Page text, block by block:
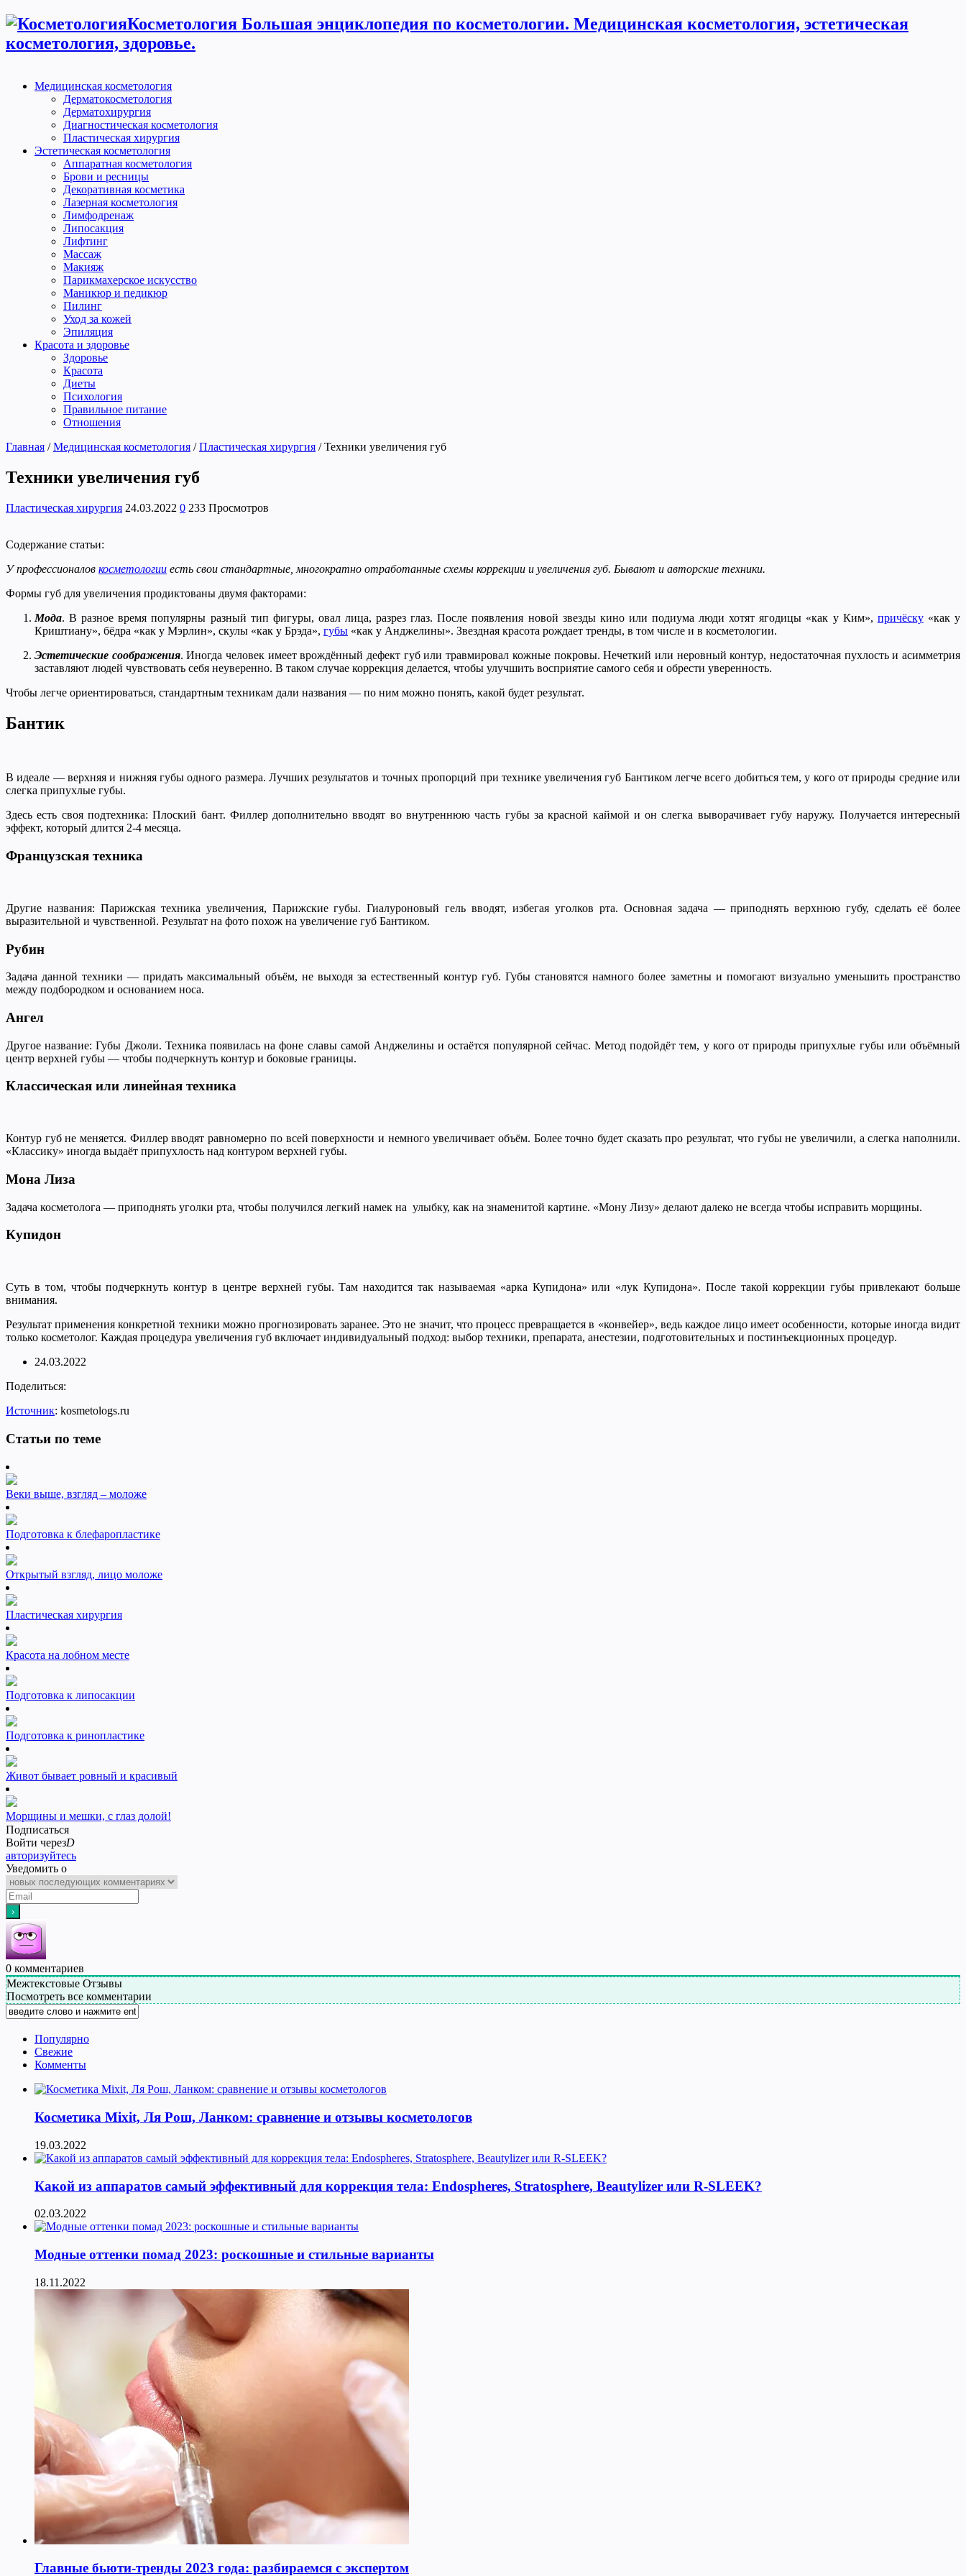
Косметология Большая энциклопедия по косметологии. Медицинская косметология, эстетическая
косметология, здоровье.
Медицинская косметология
Дерматокосметология
Дерматохирургия
Диагностическая косметология
Пластическая хирургия
Эстетическая косметология
Аппаратная косметология
Брови и ресницы
Декоративная косметика
Лазерная косметология
Лимфодренаж
Липосакция
Лифтинг
Массаж
Макияж
Парикмахерское искусство
Маникюр и педикюр
Пилинг
Уход за кожей
Эпиляция
Красота и здоровье
Здоровье
Красота
Диеты
Психология
Правильное питание
Отношения
Главная / Медицинская косметология / Пластическая хирургия / Техники увеличения губ
Техники увеличения губ
Пластическая хирургия 24.03.2022 0 233 Просмотров
Содержание статьи:
У профессионалов косметологии есть свои стандартные, многократно отработанные схемы коррекции и увеличения губ. Бывают и авторские техники.
Формы губ для увеличения продиктованы двумя факторами:
Мода. В разное время популярны разный тип фигуры, овал лица, разрез глаз. После появления новой звезды кино или подиума люди хотят ягодицы «как у Ким», причёску«как у
Криштиану», бёдра «как у Мэрлин», скулы «как у Брэда», губы «как у Анджелины». Звездная красота рождает тренды, в том числе и в косметологии.
Эстетические соображения. Иногда человек имеет врождённый дефект губ или травмировал кожные покровы. Нечеткий или неровный контур, недостаточная пухлость и асимметрия
заставляют людей чувствовать себя неуверенно. В таком случае коррекция делается, чтобы улучшить восприятие самого себя и обрести уверенность.
Чтобы легче ориентироваться, стандартным техникам дали названия — по ним можно понять, какой будет результат.
Бантик
В идеале — верхняя и нижняя губы одного размера. Лучших результатов и точных пропорций при технике увеличения губ Бантиком легче всего добиться тем, у кого от природы средние или
слегка припухлые губы.
Здесь есть своя подтехника: Плоский бант. Филлер дополнительно вводят во внутреннюю часть губы за красной каймой и он слегка выворачивает губу наружу. Получается интересный
эффект, который длится 2-4 месяца.
Французская техника
Другие названия: Парижская техника увеличения, Парижские губы. Гиалуроновый гель вводят, избегая уголков рта. Основная задача — приподнять верхнюю губу, сделать её более
выразительной и чувственной. Результат на фото похож на увеличение губ Бантиком.
Рубин
Задача данной техники — придать максимальный объём, не выходя за естественный контур губ. Губы становятся намного более заметны и помогают визуально уменьшить пространство
между подбородком и основанием носа.
Ангел
Другое название: Губы Джоли. Техника появилась на фоне славы самой Анджелины и остаётся популярной сейчас. Метод подойдёт тем, у кого от природы припухлые губы или объёмный
центр верхней губы — чтобы подчеркнуть контур и боковые границы.
Классическая или линейная техника
Контур губ не меняется. Филлер вводят равномерно по всей поверхности и немного увеличивает объём. Более точно будет сказать про результат, что губы не увеличили, а слегка наполнили.
«Классику» иногда выдаёт припухлость над контуром верхней губы.
Мона Лиза
Задача косметолога — приподнять уголки рта, чтобы получился легкий намек на улыбку, как на знаменитой картине. «Мону Лизу» делают далеко не всегда чтобы исправить морщины.
Купидон
Суть в том, чтобы подчеркнуть контур в центре верхней губы. Там находится так называемая «арка Купидона» или «лук Купидона». После такой коррекции губы привлекают больше
внимания.
Результат применения конкретной техники можно прогнозировать заранее. Это не значит, что процесс превращается в «конвейер», ведь каждое лицо имеет особенности, которые иногда видит
только косметолог. Каждая процедура увеличения губ включает индивидуальный подход: выбор техники, препарата, анестезии, подготовительных и постинъекционных процедур.
24.03.2022
Поделиться:
Источник: kosmetologs.ru
Статьи по теме
Веки выше, взгляд – моложе
Подготовка к блефаропластике
Открытый взгляд, лицо моложе
Пластическая хирургия
Красота на лобном месте
Подготовка к липосакции
Подготовка к ринопластике
Живот бывает ровный и красивый
Морщины и мешки, с глаз долой!
Подписаться
Войти черезD
авторизуйтесь
Уведомить о
0 комментариев
Межтекстовые Отзывы
Посмотреть все комментарии
Популярно
Свежие
Комменты
Косметика Мixit, Ля Рош, Ланком: сравнение и отзывы косметологов
19.03.2022
Какой из аппаратов самый эффективный для коррекция тела: Endospheres, Stratosphere, Beautylizer или R-SLEEK?
02.03.2022
Модные оттенки помад 2023: роскошные и стильные варианты
18.11.2022
Главные бьюти-тренды 2023 года: разбираемся с экспертом